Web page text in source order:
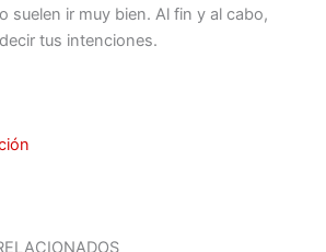
suelen ir muy bien. Al fin y al cabo,
tus intenciones.